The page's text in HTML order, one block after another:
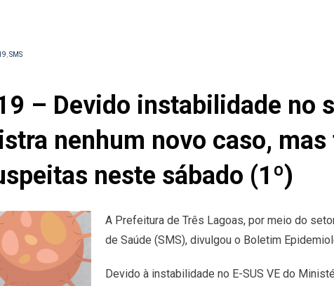
,SMS
– Devido instabilidade no
nenhum novo caso,
neste sábado (1º)
A Prefeitura de Três Lagoas, por meio do
de Saúde (SMS), divulgou o Boletim
Devido à instabilidade no E-SUS VE do